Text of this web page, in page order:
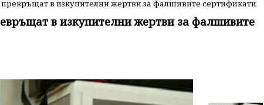
в изкупителни жертви за фалшивите сертификати
в изкупителни жертви за фалшивите